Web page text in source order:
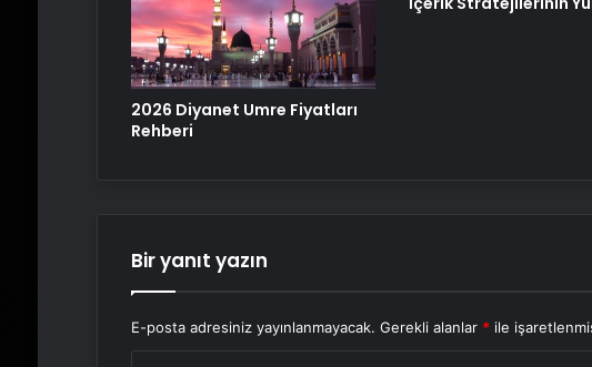
2026 Diyanet Umre Fiyatları
Rehberi
Bir yanıt yazın
E-posta adresiniz yayınlanmayacak. Gerekli alanlar * ile